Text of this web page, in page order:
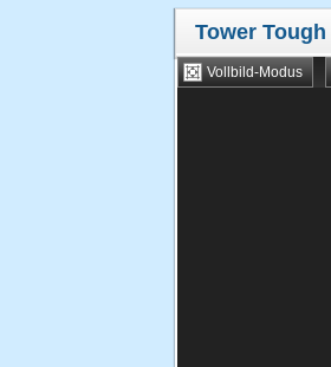
Tower Tough
Vollbild-Modus